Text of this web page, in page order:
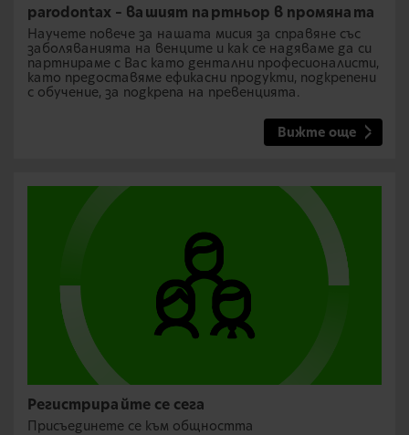
parodontax – вашият партньор в промяната
Научете повече за нашата мисия за справяне със
заболяванията на венците и как се надяваме да си
партнираме с Вас като дентални професионалисти,
като предоставяме ефикасни продукти, подкрепени
с обучение, за подкрепа на превенцията.
Вижте още
Регистрирайте се сега
Присъединете се към общността